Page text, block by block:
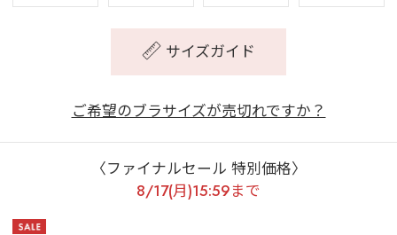
サイズガイド
ご希望のブラサイズが売切れですか？
〈ファイナルセール 特別価格〉
8/17(月)15:59まで